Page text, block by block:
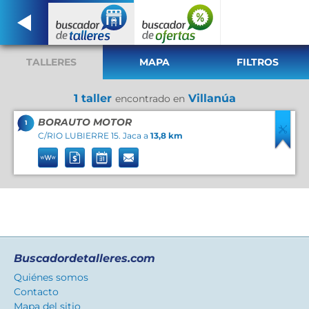
TALLERES MAPA FILTROS
1 taller encontrado en Villanúa
1 BORAUTO MOTOR
C/RIO LUBIERRE 15. Jaca a 13,8 km
Buscadordetalleres.com
Quiénes somos
Contacto
Mapa del sitio